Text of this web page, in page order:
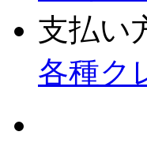
支払い
各種ク